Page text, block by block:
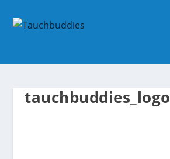
tauchbuddies_logo